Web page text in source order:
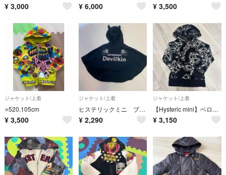
¥ 3,000 ¥ 6,000 ¥ 3,500
ジャケット/上着
⭐️520.105cm
¥ 3,500
ジャケット/上着
ヒステリックミニ ブラックポンチョ デビル
¥ 2,290
ジャケット/上着
【Hysteric mini】ベロアパーカー★110センチ ヒスミニ 薄手
¥ 3,150